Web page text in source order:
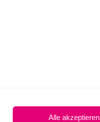
Alle akzeptieren